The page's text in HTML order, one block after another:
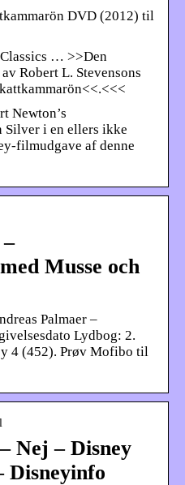
DVD (2012) til
… >>Den
Robert L. Stevensons
Newton’s
Silver i en ellers ikke
filmudgave af denne
Musse och
Palmaer –
Lydbog: 2.
4 (452). Prøv Mofibo til
Nej – Disney
Disneyinfo